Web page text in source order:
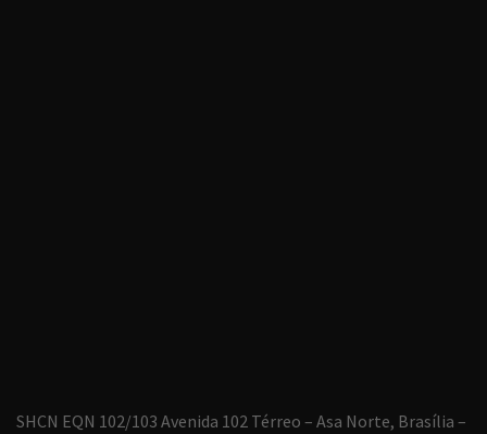
SHCN EQN 102/103 Avenida 102 Térreo – Asa Norte, Brasília –